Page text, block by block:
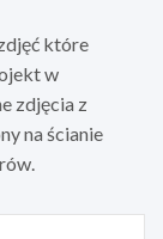
które
w
zdjęcia z
na ścianie